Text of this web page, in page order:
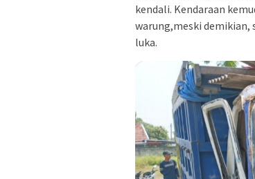
kendali. Kendaraan
warung,meski
luka.